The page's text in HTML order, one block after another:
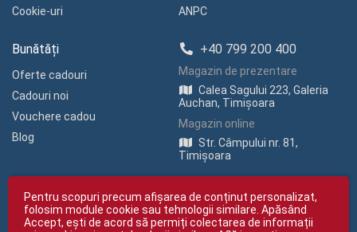
Cookie-uri
ANPC
Bunătăți
Oferte cadouri
Cadouri noi
Vouchere cadou
Blog
+40 799 200 400
Magazin de prezentare
Calea Sagului 223, Galeria
Auchan, Timișoara
Magazin online
Str. Câmpului nr. 81,
Timișoara
Pentru scopuri precum afișarea de conținut personalizat,
folosim module cookie sau tehnologii similare. Apăsând
Accept, ești de acord să permiți colectarea de informații